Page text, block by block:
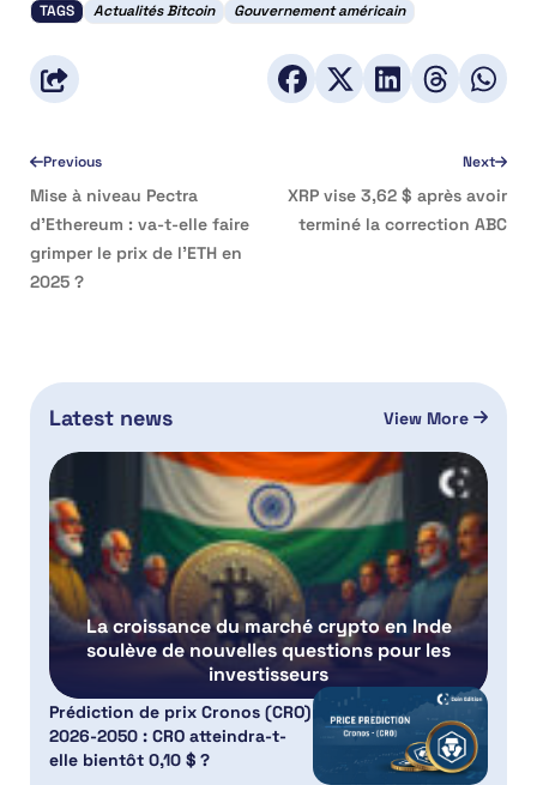
TAGS Actualités Bitcoin Gouvernement américain
Previous
Mise à niveau Pectra
d’Ethereum : va-t-elle faire
grimper le prix de l’ETH en
2025 ?
Next
XRP vise 3,62 $ après avoir
terminé la correction ABC
Latest news View More
La croissance du marché crypto en Inde
soulève de nouvelles questions pour les
investisseurs
Prédiction de prix Cronos (CRO)
2026-2050 : CRO atteindra-t-
elle bientôt 0,10 $ ?